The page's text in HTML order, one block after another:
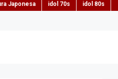
Japonesa idol 70s idol 80s